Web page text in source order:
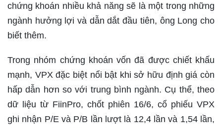
chứng khoán nhiều khả năng sẽ là một trong những
ngành hưởng lợi và dẫn dắt đầu tiên, ông Long cho
biết thêm.
Trong nhóm chứng khoán vốn đã được chiết khấu
mạnh, VPX đặc biệt nổi bật khi sở hữu định giá còn
hấp dẫn hơn so với trung bình ngành. Cụ thể, theo
dữ liệu từ FiinPro, chốt phiên 16/6, cổ phiếu VPX
ghi nhận P/E và P/B lần lượt là 12,4 lần và 1,54 lần,